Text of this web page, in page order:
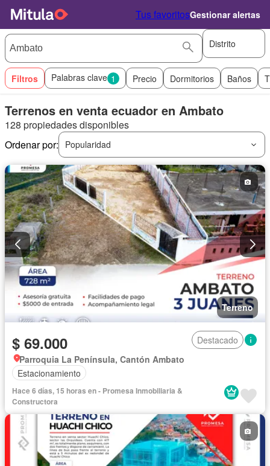
Tus favoritosGestionar alertas
Distrito
Filtros Palabras clave 1 Precio Dormitorios Baños
Terrenos en venta ecuador en Ambato
128 propiedades disponibles
Ordenar por:
Popularidad
Terreno
$ 69.000
Destacado
Parroquia La Península, Cantón Ambato
Estacionamiento
Hace 6 días, 15 horas en - Promesa Inmobiliaria &
Constructora